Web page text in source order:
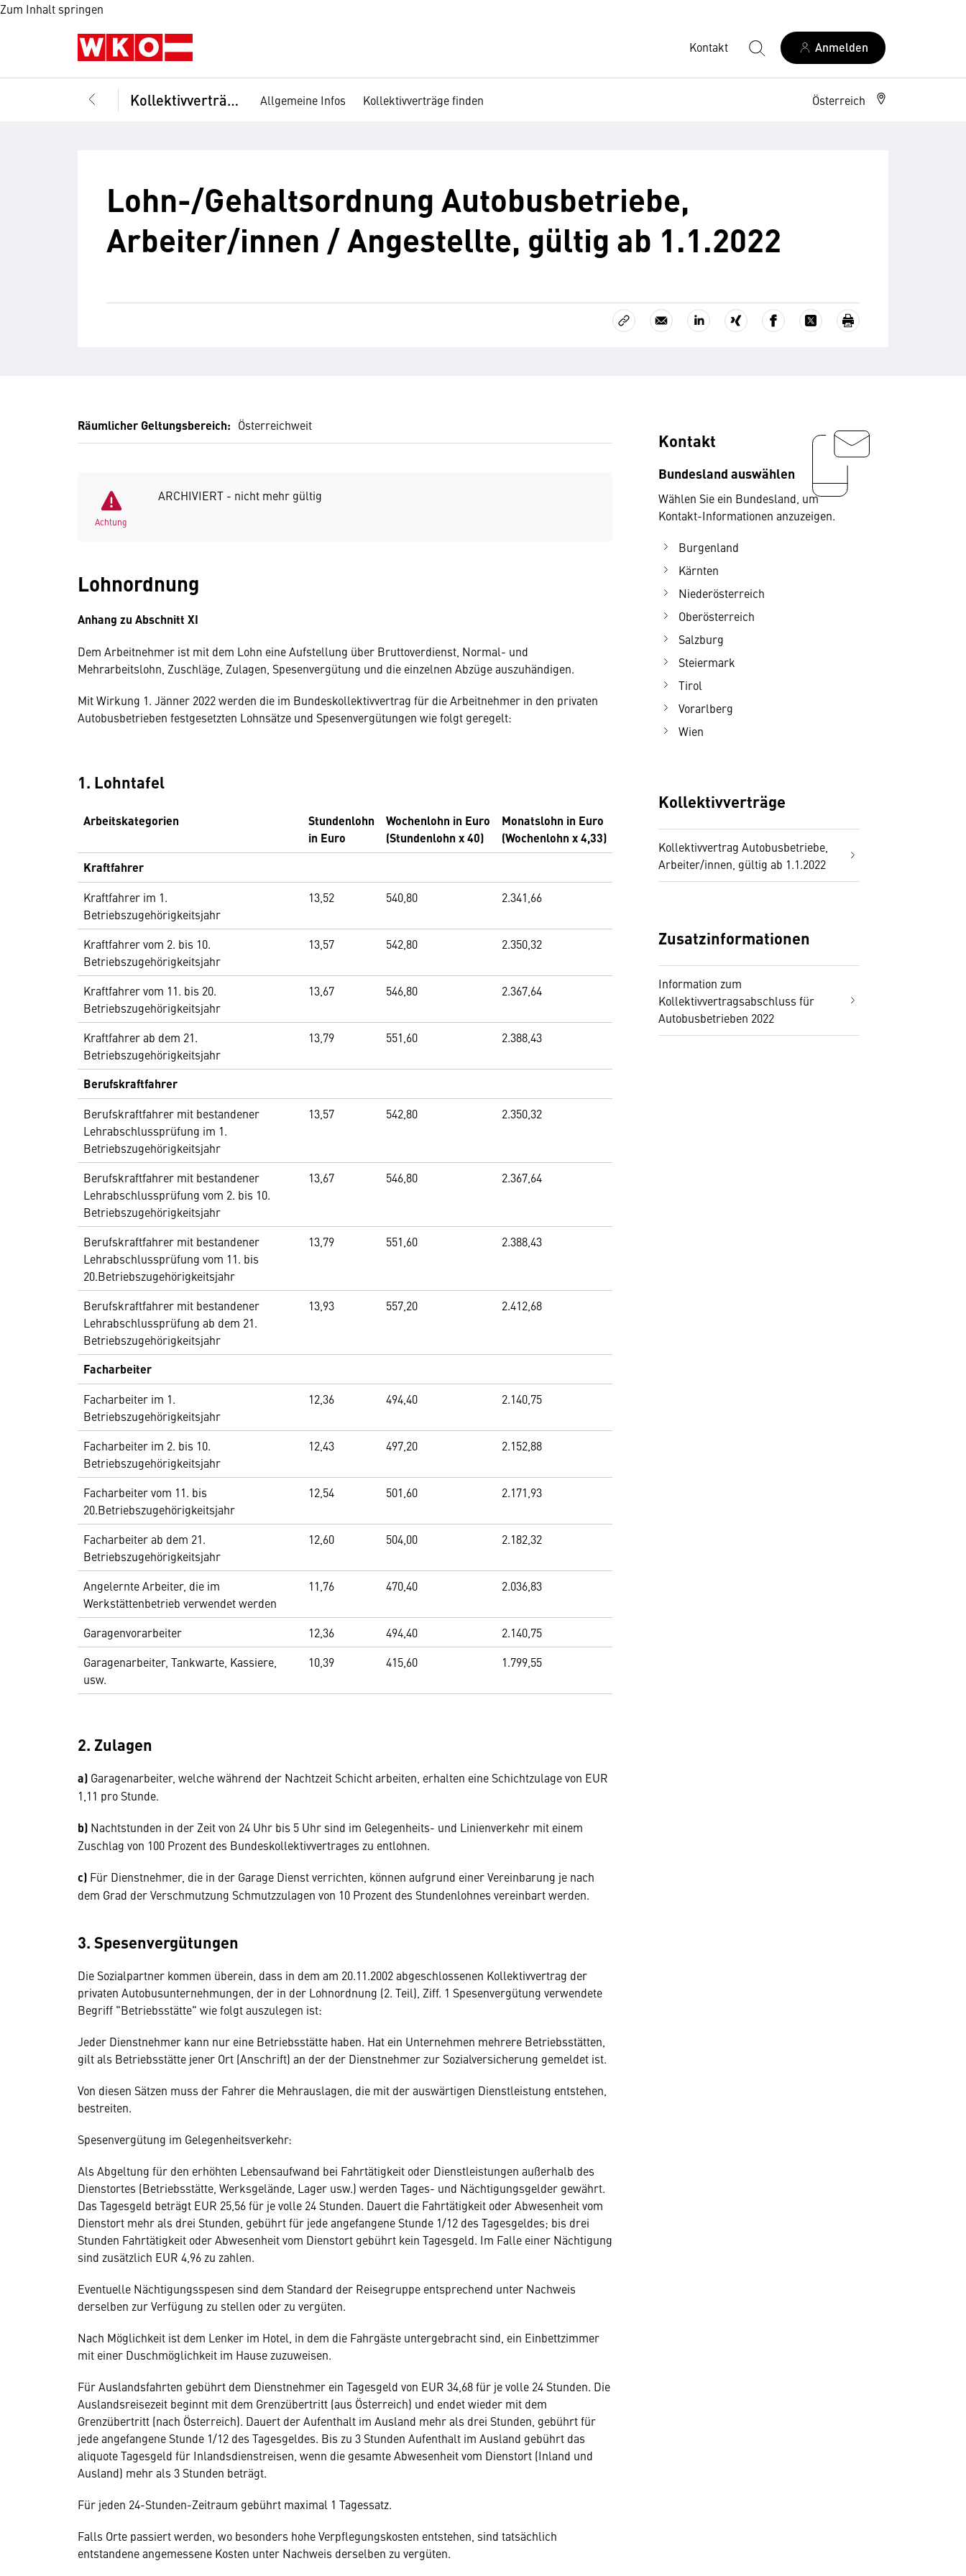
Zum Inhalt springen
Kontakt Anmelden
Kollektivverträge Allgemeine Infos Kollektivverträge finden Österreich
Lohn-/Gehaltsordnung Autobusbetriebe,
Arbeiter/innen / Angestellte, gültig ab 1.1.2022
Räumlicher Geltungsbereich: Österreichweit
Achtung
ARCHIVIERT - nicht mehr gültig
Lohnordnung
Anhang zu Abschnitt XI
Dem Arbeitnehmer ist mit dem Lohn eine Aufstellung über Bruttoverdienst, Normal- und
Mehrarbeitslohn, Zuschläge, Zulagen, Spesenvergütung und die einzelnen Abzüge auszuhändigen.
Mit Wirkung 1. Jänner 2022 werden die im Bundeskollektivvertrag für die Arbeit­nehmer in den privaten
Autobusbetrieben festgesetzten Lohnsätze und Spesenver­gütungen wie folgt geregelt:
1. Lohntafel
Arbeitskategorien
Stundenlohn
in Euro
Wochenlohn in Euro
(Stundenlohn x 40)
Monatslohn in Euro
(Wochenlohn x 4,33)
Kraftfahrer
Kraftfahrer im 1.
Betriebszugehörigkeitsjahr
13,52 540,80 2.341,66
Kraftfahrer vom 2. bis 10.
Betriebszugehörigkeitsjahr
13,57 542,80 2.350,32
Kraftfahrer vom 11. bis 20.
Betriebszugehörigkeitsjahr
13,67 546,80 2.367,64
Kraftfahrer ab dem 21.
Betriebszugehörigkeitsjahr
13,79 551,60 2.388,43
Berufskraftfahrer
Berufskraftfahrer mit bestandener
Lehrabschlussprüfung im 1.
Betriebszugehörigkeitsjahr
13,57 542,80 2.350,32
Berufskraftfahrer mit bestandener
Lehrabschlussprüfung vom 2. bis 10.
Betriebszugehörigkeitsjahr
13,67 546,80 2.367,64
Berufskraftfahrer mit bestandener
Lehrabschlussprüfung vom 11. bis
20.Betriebszugehörigkeitsjahr
13,79 551,60 2.388,43
Berufskraftfahrer mit bestandener
Lehrabschlussprüfung ab dem 21.
Betriebszugehörigkeitsjahr
13,93 557,20 2.412,68
Facharbeiter
Facharbeiter im 1.
Betriebszugehörigkeitsjahr
12,36 494,40 2.140,75
Facharbeiter im 2. bis 10.
Betriebszugehörigkeitsjahr
12,43 497,20 2.152,88
Facharbeiter vom 11. bis
20.Betriebszugehörigkeitsjahr
12,54 501,60 2.171,93
Facharbeiter ab dem 21.
Betriebszugehörigkeitsjahr
12,60 504,00 2.182,32
Angelernte Arbeiter, die im
Werkstättenbetrieb verwendet werden
11,76 470,40 2.036,83
Garagenvorarbeiter 12,36 494,40
2.140,75
Garagenarbeiter, Tankwarte, Kassiere,
usw.
10,39 415,60 1.799,55
2. Zulagen
a) Garagenarbeiter, welche während der Nachtzeit Schicht arbeiten, erhalten eine Schichtzulage von EUR
1,11 pro Stunde.
b) Nachtstunden in der Zeit von 24 Uhr bis 5 Uhr sind im Gelegenheits- und Linienverkehr mit einem
Zuschlag von 100 Prozent des Bundeskollektivvertrages zu entlohnen.
c) Für Dienstnehmer, die in der Garage Dienst verrichten, können aufgrund einer Vereinbarung je nach
dem Grad der Verschmutzung Schmutzzulagen von 10 Prozent des Stundenlohnes vereinbart werden.
3. Spesenvergütungen
Die Sozialpartner kommen überein, dass in dem am 20.11.2002 abgeschlossenen Kollektivvertrag der
privaten Autobusunternehmungen, der in der Lohnordnung (2. Teil), Ziff. 1 Spesenvergütung verwendete
Begriff "Betriebsstätte" wie folgt auszulegen ist:
Jeder Dienstnehmer kann nur eine Betriebsstätte haben. Hat ein Unternehmen mehrere Betriebsstätten,
gilt als Betriebsstätte jener Ort (Anschrift) an der der Dienstnehmer zur Sozialversicherung gemeldet ist.
Von diesen Sätzen muss der Fahrer die Mehrauslagen, die mit der auswärtigen Dienstleistung entstehen,
bestreiten.
Spesenvergütung im Gelegenheitsverkehr:
Als Abgeltung für den erhöhten Lebensaufwand bei Fahrtätigkeit oder Dienstleistungen außerhalb des
Dienstortes (Betriebsstätte, Werksgelände, Lager usw.) werden Tages- und Nächtigungsgelder gewährt.
Das Tagesgeld beträgt EUR 25,56 für je volle 24 Stunden. Dauert die Fahrtätigkeit oder Abwesenheit vom
Dienstort mehr als drei Stunden, gebührt für jede angefangene Stunde 1/12 des Tagesgeldes; bis drei
Stunden Fahrtätigkeit oder Abwesenheit vom Dienstort gebührt kein Tagesgeld. Im Falle einer Nächtigung
sind zusätzlich EUR 4,96 zu zahlen.
Eventuelle Nächtigungsspesen sind dem Standard der Reisegruppe entsprechend unter Nachweis
derselben zur Verfügung zu stellen oder zu vergüten.
Nach Möglichkeit ist dem Lenker im Hotel, in dem die Fahrgäste untergebracht sind, ein Einbettzimmer
mit einer Duschmöglichkeit im Hause zuzuweisen.
Für Auslandsfahrten gebührt dem Dienstnehmer ein Tagesgeld von EUR 34,68 für je volle 24 Stunden. Die
Auslandsreisezeit beginnt mit dem Grenzübertritt (aus Österreich) und endet wieder mit dem
Grenzübertritt (nach Österreich). Dauert der Aufenthalt im Ausland mehr als drei Stunden, gebührt für
jede angefangene Stunde 1/12 des Tagesgeldes. Bis zu 3 Stunden Aufenthalt im Ausland gebührt das
aliquote Tagesgeld für Inlandsdienstreisen, wenn die gesamte Abwesenheit vom Dienstort (Inland und
Ausland) mehr als 3 Stunden beträgt.
Für jeden 24-Stunden-Zeitraum gebührt maximal 1 Tagessatz.
Falls Orte passiert werden, wo besonders hohe Verpflegungskosten entstehen, sind tatsächlich
entstandene angemessene Kosten unter Nachweis derselben zu vergüten.
Kontakt
Bundesland auswählen
Wählen Sie ein Bundesland, um
Kontakt-Informationen anzuzeigen.
Burgenland
Kärnten
Niederösterreich
Oberösterreich
Salzburg
Steiermark
Tirol
Vorarlberg
Wien
Kollektivverträge
Kollektivvertrag Autobusbetriebe,
Arbeiter/innen, gültig ab 1.1.2022
Zusatzinformationen
Information zum
Kollektivvertragsabschluss für
Autobusbetrieben 2022